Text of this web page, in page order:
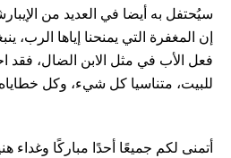
سيُحتفل به أيضا في العديد من
إن المغفرة التي يمنحنا إياها الرب،
فعل الأب في مثل الابن الضال، فقد
للبيت، متناسيا كل شيء، وكل
أتمنى لكم جميعًا أحدًا مباركًا وغداء